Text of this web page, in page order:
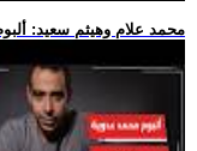
.. محمد علام وهيثم سعيد: